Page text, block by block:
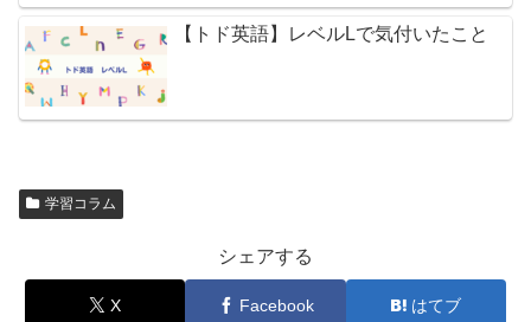
【トド英語】レベルLで気付いたこと
学習コラム
シェアする
X Facebook はてブ